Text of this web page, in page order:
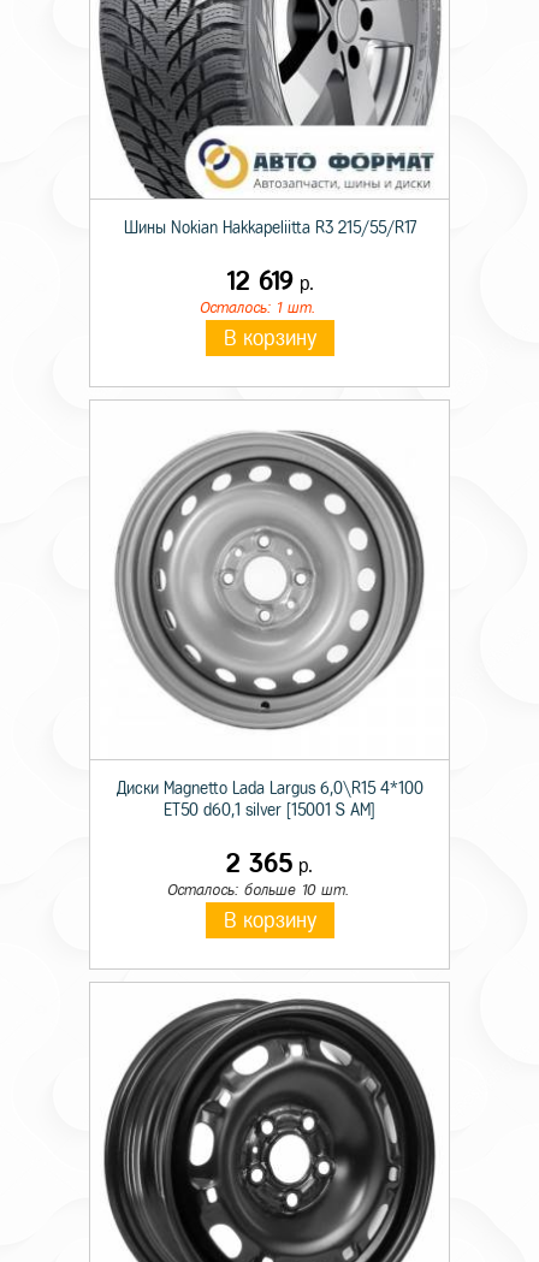
Шины Nokian Hakkapeliitta R3 215/55/R17
12 619р.
Осталось: 1 шт.
В корзину
Диски Magnetto Lada Largus 6,0\R15 4*100
ET50 d60,1 silver [15001 S AM]
2 365 р.
Осталось: больше 10 шт.
В корзину